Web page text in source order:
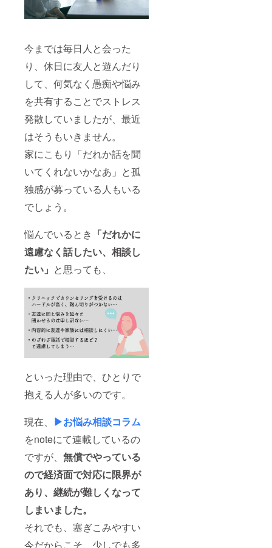
今までは毎日人と会った
り、休日に友人と遊んだり
して、何気なく愚痴や悩み
を共有することでストレス
発散していましたが、最近
はそうもいきません。
家にこもり「だれか話を聞
いてくれないかなあ」と孤
独感が募っている人もいる
でしょう。
悩んでいるとき 「だれかに
遠慮なく話したい、相談し
たい」 と思っても、
といった理由で、ひとりで
抱える人が多いのです。
現在、 ▶お悩み相談コラム
をnoteにて連載しているの
ですが、 無償でやっている
ので経済面で対応に限界が
あり、継続が難しくなって
しまいました。
それでも、塞ぎこみやすい
今だからこそ、少しでも多